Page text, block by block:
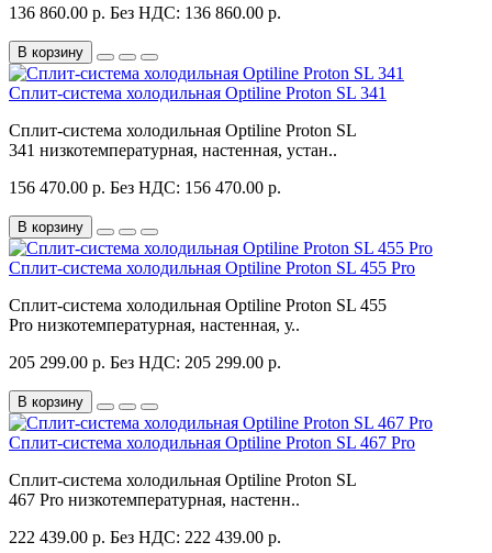
136 860.00 р. Без НДС: 136 860.00 р.
В корзину
Сплит-система холодильная Optiline Proton SL 341
Сплит-система холодильная Optiline Proton SL
341 низкотемпературная, настенная, устан..
156 470.00 р. Без НДС: 156 470.00 р.
В корзину
Сплит-система холодильная Optiline Proton SL 455 Pro
Сплит-система холодильная Optiline Proton SL 455
Pro низкотемпературная, настенная, у..
205 299.00 р. Без НДС: 205 299.00 р.
В корзину
Сплит-система холодильная Optiline Proton SL 467 Pro
Сплит-система холодильная Optiline Proton SL
467 Pro низкотемпературная, настенн..
222 439.00 р. Без НДС: 222 439.00 р.